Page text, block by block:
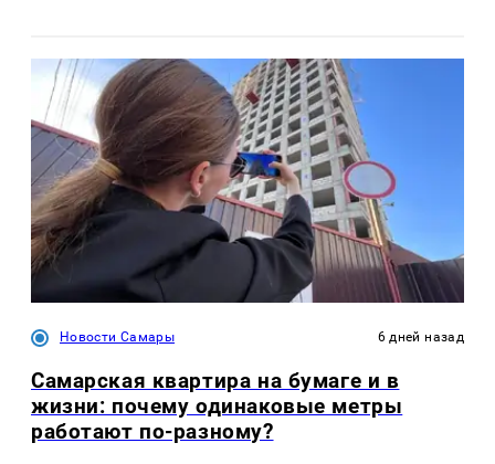
Новости Самары 6 дней назад
Самарская квартира на бумаге и в
жизни: почему одинаковые метры
работают по-разному?